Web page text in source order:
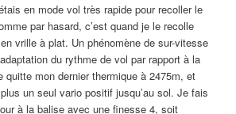
en mode vol très rapide pour recoller le
par hasard, c’est quand je le recolle
vrille à plat. Un phénomène de sur-vitesse
du rythme de vol par rapport à la
quitte mon dernier thermique à 2475m, et
un seul vario positif jusqu’au sol. Je fais
à la balise avec une finesse 4, soit